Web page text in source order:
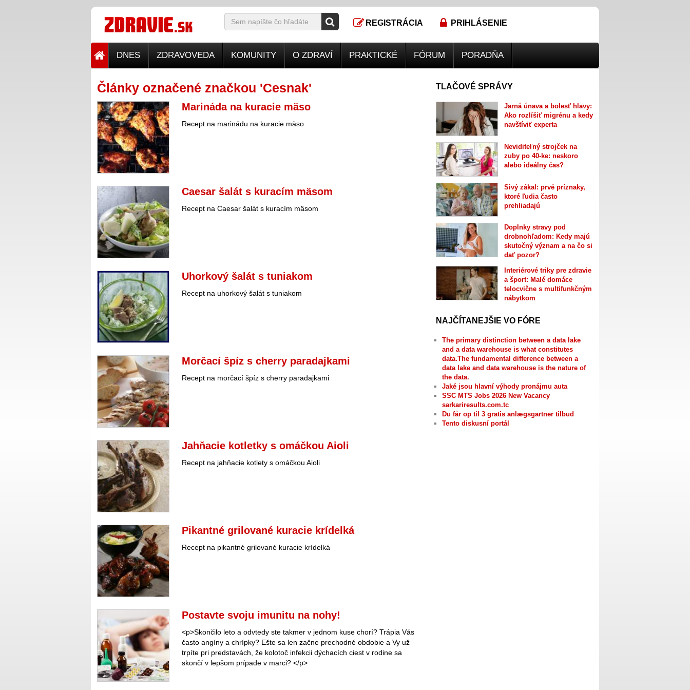
REGISTRÁCIA PRIHLÁSENIE
DNES ZDRAVOVEDA KOMUNITY O ZDRAVÍ PRAKTICKÉ FÓRUM PORADŇA
Články označené značkou 'Cesnak'
Marináda na kuracie mäso
Recept na marinádu na kuracie mäso
Caesar šalát s kuracím mäsom
Recept na Caesar šalát s kuracím mäsom
Uhorkový šalát s tuniakom
Recept na uhorkový šalát s tuniakom
Morčací špíz s cherry paradajkami
Recept na morčací špíz s cherry paradajkami
Jahňacie kotletky s omáčkou Aioli
Recept na jahňacie kotlety s omáčkou Aioli
Pikantné grilované kuracie krídelká
Recept na pikantné grilované kuracie krídelká
Postavte svoju imunitu na nohy!
<p>Skončilo leto a odvtedy ste takmer v jednom kuse chorí? Trápia Vás
často angíny a chrípky? Ešte sa len začne prechodné obdobie a Vy už
trpíte pri predstavách, že kolotoč infekcii dýchacích ciest v rodine sa
skončí v lepšom prípade v marci? </p>
TLAČOVÉ SPRÁVY
Jarná únava a bolesť hlavy:
Ako rozlíšiť migrénu a kedy
navštíviť experta
Neviditeľný strojček na
zuby po 40-ke: neskoro
alebo ideálny čas?
Sivý zákal: prvé príznaky,
ktoré ľudia často
prehliadajú
Doplnky stravy pod
drobnohľadom: Kedy majú
skutočný význam a na čo si
dať pozor?
Interiérové triky pre zdravie
a šport: Malé domáce
telocvične s multifunkčným
nábytkom
NAJČÍTANEJŠIE VO FÓRE
The primary distinction between a data lake
and a data warehouse is what constitutes
data.The fundamental difference between a
data lake and data warehouse is the nature of
the data.
Jaké jsou hlavní výhody pronájmu auta
SSC MTS Jobs 2026 New Vacancy
sarkariresults.com.tc
Du får op til 3 gratis anlægsgartner tilbud
Tento diskusní portál